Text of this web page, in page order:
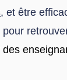
, et être
pour
des